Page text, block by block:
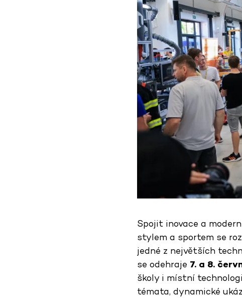
Spojit inovace a
stylem a sportem se
jedné z největších
se odehraje 7. a 8.
školy i místní
témata, dynamické